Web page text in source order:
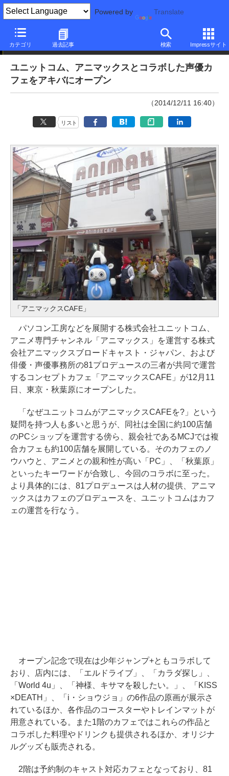
Powered by Translate
カテゴリ 過去記事 検索 Impressサイト
やじうまPC Watch
ユニットコム、アニマックスとコラボした声優カ
フェをアキバにオープン
（2014/12/11 16:40）
リスト
「アニマックスCAFE」
パソコン工房などを展開する株式会社ユニットコム、
アニメ専門チャンネル「アニマックス」を運営する株式
会社アニマックスブロードキャスト・ジャパン、および
俳優・声優事務所の81プロデュースの三者が共同で運営
するコンセプトカフェ「アニマックスCAFE」が12月11
日、東京・秋葉原にオープンした。
「なぜユニットコムがアニマックスCAFEを?」という
疑問を持つ人も多いと思うが、同社は全国に約100店舗
のPCショップを運営する傍ら、親会社であるMCJでは複
合カフェも約100店舗を展開している。そのカフェのノ
ウハウと、アニメとの親和性が高い「PC」、「秋葉原」
といったキーワードが合致し、今回のコラボに至った。
より具体的には、81プロデュースは人材の提供、アニマ
ックスはカフェのプロデュースを、ユニットコムはカフ
ェの運営を行なう。
オープン記念で現在は少年ジャンプ+ともコラボして
おり、店内には、「エルドライブ」、「カラダ探し」、
「World 4u」、「神様、キサマを殺したい。」、「KISS
×DEATH」、「i・ショウジョ」の6作品の原画が展示さ
れているほか、各作品のコースターやトレインマットが
用意されている。また1階のカフェではこれらの作品と
コラボした料理やドリンクも提供されるほか、オリジナ
ルグッズも販売される。
2階は予約制のキャスト対応カフェとなっており、81